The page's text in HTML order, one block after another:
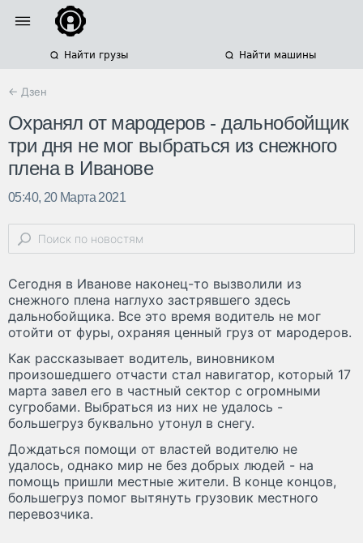
Найти грузы Найти машины
← Дзен
Охранял от мародеров - дальнобойщик
три дня не мог выбраться из снежного
плена в Иванове
05:40, 20 Марта 2021
Сегодня в Иванове наконец-то вызволили из
снежного плена наглухо застрявшего здесь
дальнобойщика. Все это время водитель не мог
отойти от фуры, охраняя ценный груз от мародеров.
Как рассказывает водитель, виновником
произошедшего отчасти стал навигатор, который 17
марта завел его в частный сектор с огромными
сугробами. Выбраться из них не удалось -
большегруз буквально утонул в снегу.
Дождаться помощи от властей водителю не
удалось, однако мир не без добрых людей - на
помощь пришли местные жители. В конце концов,
большегруз помог вытянуть грузовик местного
перевозчика.